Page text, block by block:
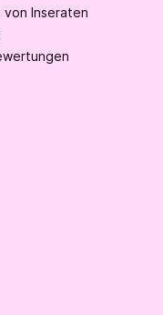
Inseraten